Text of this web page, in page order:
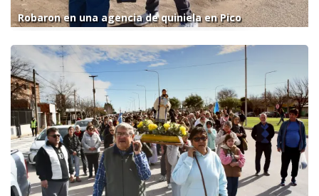
Robaron en una agencia de quiniela en Pico